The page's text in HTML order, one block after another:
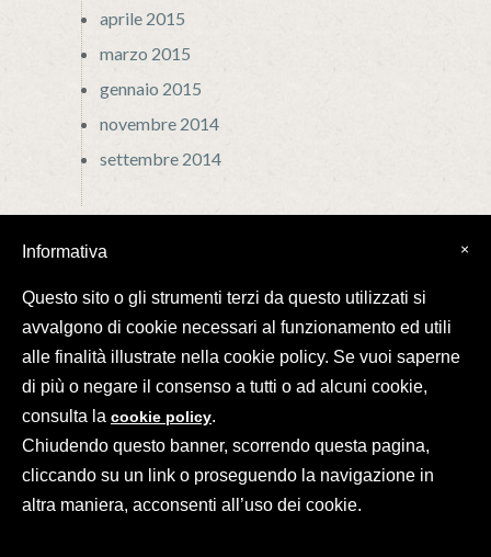
aprile 2015
marzo 2015
gennaio 2015
novembre 2014
settembre 2014
©2026 Il Mottolo Soc. Semplice Agr.
Via Comezzara, 13 - 35030 Baone Padova
×
Informativa
Questo sito o gli strumenti terzi da questo utilizzati si
avvalgono di cookie necessari al funzionamento ed utili
alle finalità illustrate nella cookie policy. Se vuoi saperne
di più o negare il consenso a tutti o ad alcuni cookie,
consulta la cookie policy.
Chiudendo questo banner, scorrendo questa pagina,
cliccando su un link o proseguendo la navigazione in
altra maniera, acconsenti all’uso dei cookie.